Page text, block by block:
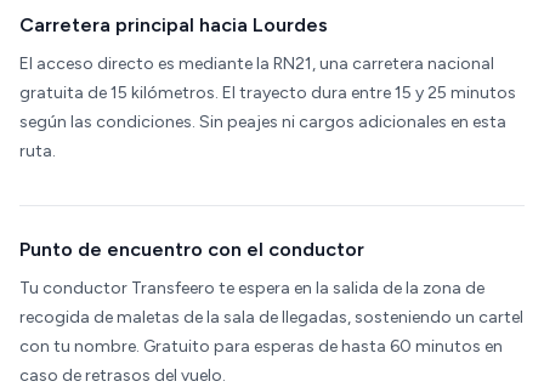
Carretera principal hacia Lourdes
El acceso directo es mediante la RN21, una carretera nacional
gratuita de 15 kilómetros. El trayecto dura entre 15 y 25 minutos
según las condiciones. Sin peajes ni cargos adicionales en esta
ruta.
Punto de encuentro con el conductor
Tu conductor Transfeero te espera en la salida de la zona de
recogida de maletas de la sala de llegadas, sosteniendo un cartel
con tu nombre. Gratuito para esperas de hasta 60 minutos en
caso de retrasos del vuelo.